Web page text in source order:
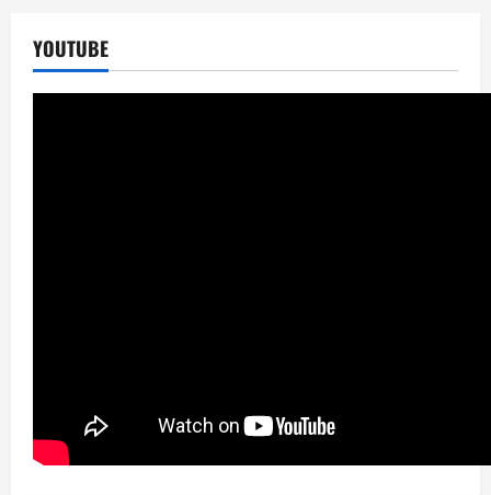
YOUTUBE